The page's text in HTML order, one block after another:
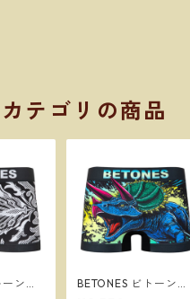
テゴリの商品
ンズ
BETONES ビトーンズ